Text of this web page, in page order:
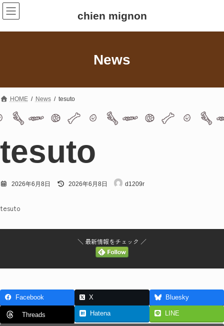
コ
ン
テ
ン
ナ
ビ
ゲ
ー
chien mignon
News
HOME News tesuto
tesuto
2026年6月8日
最
2026年6月8日 d1209r
tesuto
＼ 最新情報をチェック ／
Facebook X Bluesky
Threads Hatena LINE